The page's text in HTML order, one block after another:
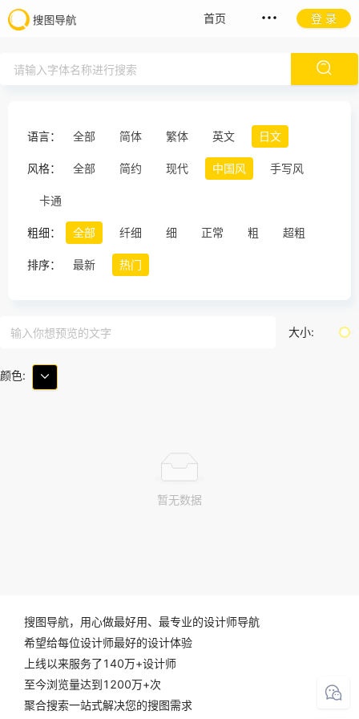
首页 登 录
语言： 全部 简体 繁体 英文 日文
风格： 全部 简约 现代 中国风 手写风
卡通
粗细： 全部 纤细 细 正常 粗 超粗
排序： 最新 热门
大小:
颜色:
暂无数据
搜图导航，用心做最好用、最专业的设计师导航
希望给每位设计师最好的设计体验
上线以来服务了140万+设计师
至今浏览量达到1200万+次
聚合搜索一站式解决您的搜图需求